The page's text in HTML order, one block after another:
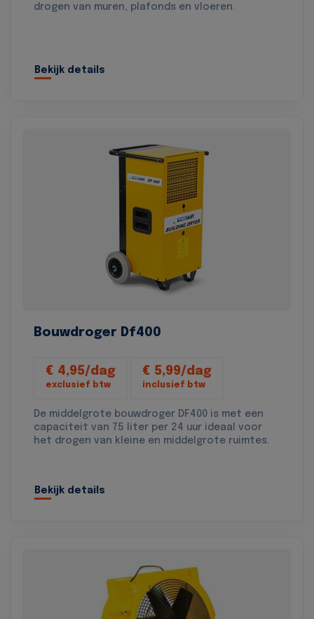
drogen van muren, plafonds en vloeren.
Bekijk details
Bouwdroger Df400
€ 4,95/dag
exclusief btw
€ 5,99/dag
inclusief btw
De middelgrote bouwdroger DF400 is met een
capaciteit van 75 liter per 24 uur ideaal voor
het drogen van kleine en middelgrote ruimtes.
Bekijk details